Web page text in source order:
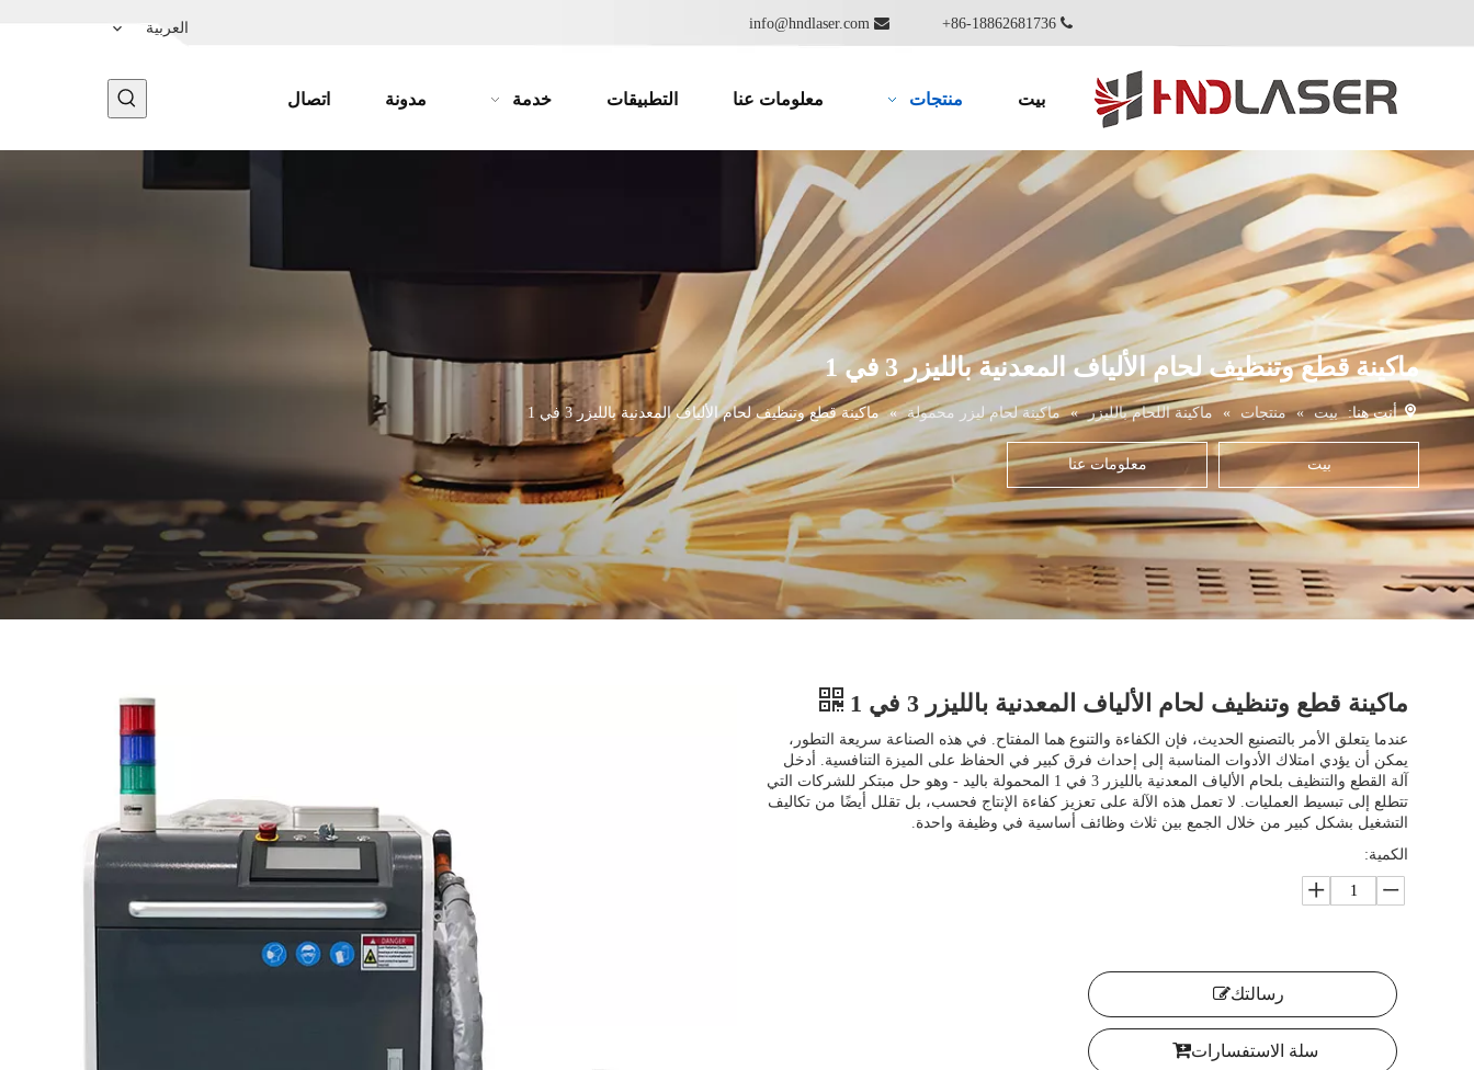


info@hndlaser.com العربية
بيت منتجات معلومات عنا التطبيقات خدمة مدونة اتصال
ماكينة قطع وتنظيف لحام الألياف المعدنية بالليزر 3 في 1
أنت هنا: بيت » منتجات » ماكينة اللحام بالليزر » ماكينة لحام ليزر محمولة » ماكينة قطع وتنظيف لحام الألياف المعدنية بالليزر 3 في 1
بيت معلومات عنا
ماكينة قطع وتنظيف لحام الألياف المعدنية بالليزر 3 في 1
عندما يتعلق الأمر بالتصنيع الحديث، فإن الكفاءة والتنوع هما المفتاح. في هذه الصناعة سريعة التطور،
يمكن أن يؤدي امتلاك الأدوات المناسبة إلى إحداث فرق كبير في الحفاظ على الميزة التنافسية. أدخل
آلة القطع والتنظيف بلحام الألياف المعدنية بالليزر 3 في 1 المحمولة باليد - وهو حل مبتكر للشركات التي
تتطلع إلى تبسيط العمليات. لا تعمل هذه الآلة على تعزيز كفاءة الإنتاج فحسب، بل تقلل أيضًا من تكاليف
التشغيل بشكل كبير من خلال الجمع بين ثلاث وظائف أساسية في وظيفة واحدة.
الكمية:
رسالتك
سلة الاستفسارات